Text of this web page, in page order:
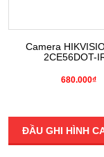
Camera
2CE56DOT-
680.000₫
ĐẦU GHI HÌNH